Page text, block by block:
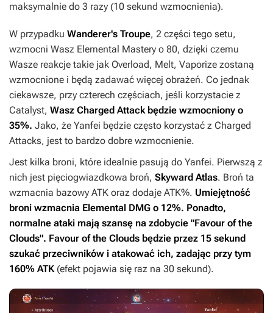
maksymalnie do 3 razy (10 sekund wzmocnienia).
W przypadku Wanderer's Troupe, 2 części tego setu,
wzmocni Wasz Elemental Mastery o 80, dzięki czemu
Wasze reakcje takie jak Overload, Melt, Vaporize zostaną
wzmocnione i będą zadawać więcej obrażeń. Co jednak
ciekawsze, przy czterech częściach, jeśli korzystacie z
Catalyst, Wasz Charged Attack będzie wzmocniony o
35%. Jako, że Yanfei będzie często korzystać z Charged
Attacks, jest to bardzo dobre wzmocnienie.
Jest kilka broni, które idealnie pasują do Yanfei. Pierwszą z
nich jest pięciogwiazdkowa broń, Skyward Atlas. Broń ta
wzmacnia bazowy ATK oraz dodaje ATK%. Umiejętność
broni wzmacnia Elemental DMG o 12%. Ponadto,
normalne ataki mają szansę na zdobycie "Favour of the
Clouds". Favour of the Clouds będzie przez 15 sekund
szukać przeciwników i atakować ich, zadając przy tym
160% ATK(efekt pojawia się raz na 30 sekund).